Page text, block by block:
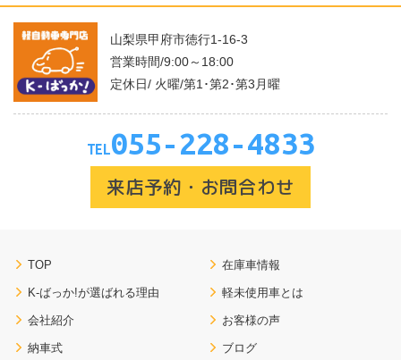
山梨県甲府市徳行1-16-3
営業時間/9:00～18:00
定休日/ 火曜/第1･第2･第3月曜
TEL055-228-4833
来店予約・お問合わせ
TOP 在庫車情報
K-ばっか!が選ばれる理由 軽未使用車とは
会社紹介 お客様の声
納車式 ブログ